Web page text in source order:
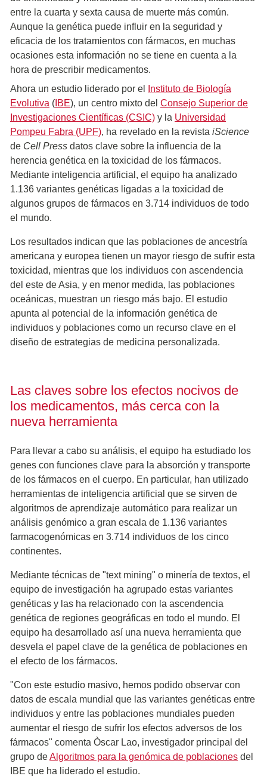
entre la cuarta y sexta causa de muerte más común.
Aunque la genética puede influir en la seguridad y
eficacia de los tratamientos con fármacos, en muchas
ocasiones esta información no se tiene en cuenta a la
hora de prescribir medicamentos.
Ahora un estudio liderado por el
Instituto de Biología
Evolutiva ( IBE), un centro mixto del Consejo Superior de
Investigaciones Científicas (CSIC) y la Universidad
Pompeu Fabra (UPF), ha revelado en la revista iScience
de Cell Press datos clave sobre la influencia de la
herencia genética en la toxicidad de los fármacos.
Mediante inteligencia artificial, el equipo ha analizado
1.136 variantes genéticas ligadas a la toxicidad de
algunos grupos de fármacos en 3.714 individuos de todo
el mundo.
Los resultados indican que las poblaciones de ancestría
americana y europea tienen un mayor riesgo de sufrir esta
toxicidad, mientras que los individuos con ascendencia
del este de Asia, y en menor medida, las poblaciones
oceánicas, muestran un riesgo más bajo. El estudio
apunta al potencial de la información genética de
individuos y poblaciones como un recurso clave en el
diseño de estrategias de medicina personalizada.
Las claves sobre los efectos nocivos de
los medicamentos, más cerca con la
nueva herramienta
Para llevar a cabo su análisis, el equipo ha estudiado los
genes con funciones clave para la absorción y transporte
de los fármacos en el cuerpo. En particular, han utilizado
herramientas de inteligencia artificial que se sirven de
algoritmos de aprendizaje automático para realizar un
análisis genómico a gran escala de 1.136 variantes
farmacogenómicas en 3.714 individuos de los cinco
continentes.
Mediante técnicas de "text mining" o minería de textos, el
equipo de investigación ha agrupado estas variantes
genéticas y las ha relacionado con la ascendencia
genética de regiones geográficas en todo el mundo. El
equipo ha desarrollado así una nueva herramienta que
desvela el papel clave de la genética de poblaciones en
el efecto de los fármacos.
"Con este estudio masivo, hemos podido observar con
datos de escala mundial que las variantes genéticas entre
individuos y entre las poblaciones mundiales pueden
aumentar el riesgo de sufrir los efectos adversos de los
fármacos" comenta Òscar Lao, investigador principal del
grupo deAlgoritmos para la genómica de poblaciones del
IBE que ha liderado el estudio.